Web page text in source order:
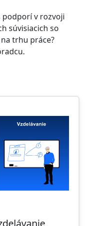
podporí v rozvoji
súvisiacich so
trhu práce?